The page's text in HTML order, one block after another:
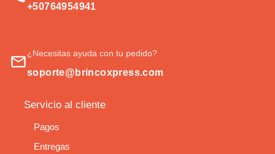
+50764954941
¿Necesitas ayuda con tu pedido?
soporte@brincoxpress.com
Servicio al cliente
Pagos
Entregas